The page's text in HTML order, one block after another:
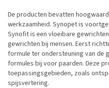
De producten bevatten
werkzaamheid. Synopet is
Synofit is een vloeibare
gewrichten bij mensen. Eerst
formule ter ondersteuning van de
formules bij voor paarden. Deze
toepassingsgebieden, zoals
spijsvertering.